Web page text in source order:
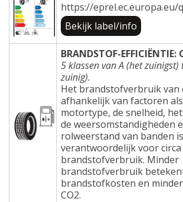
https://eprel.ec.europa.eu/
Bekijk label/info
BRANDSTOF-EFFICIËNTIE:
5 klassen van A (het
zuinig).
Het brandstofverbruik van
afhankelijk van factoren
motortype, de snelheid,
de weersomstandigheden
rolweerstand van banden is
verantwoordelijk voor circa
brandstofverbruik. Minder
brandstofverbruik
brandstofkosten en
CO2.